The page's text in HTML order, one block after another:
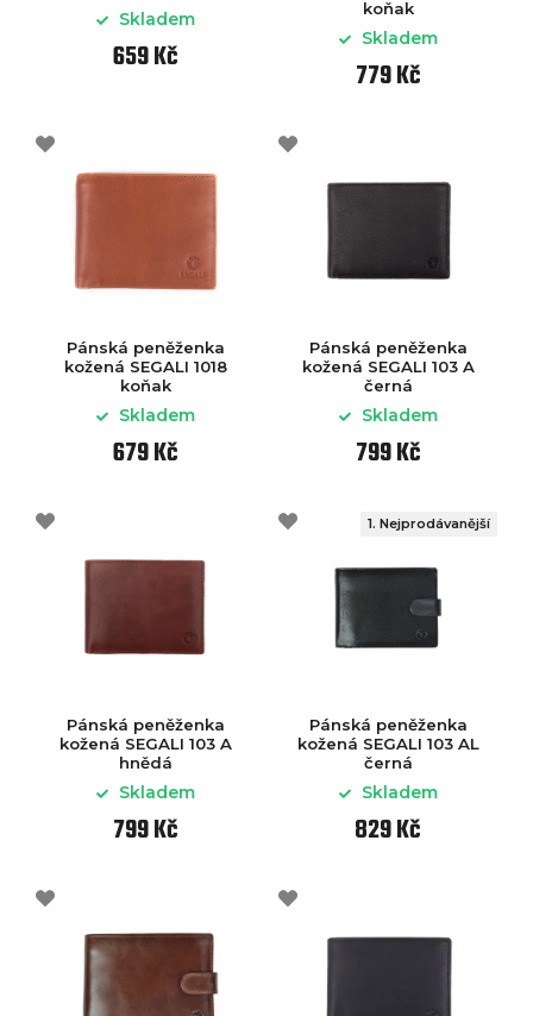
Skladem
659 Kč
koňak
Skladem
779 Kč
Pánská peněženka
kožená SEGALI 1018
koňak
Skladem
679 Kč
Pánská peněženka
kožená SEGALI 103 A
černá
Skladem
799 Kč
Pánská peněženka
kožená SEGALI 103 A
hnědá
Skladem
799 Kč
1. Nejprodávanější
Pánská peněženka
kožená SEGALI 103 AL
černá
Skladem
829 Kč